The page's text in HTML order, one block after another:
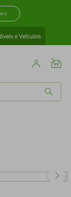
e Veículos